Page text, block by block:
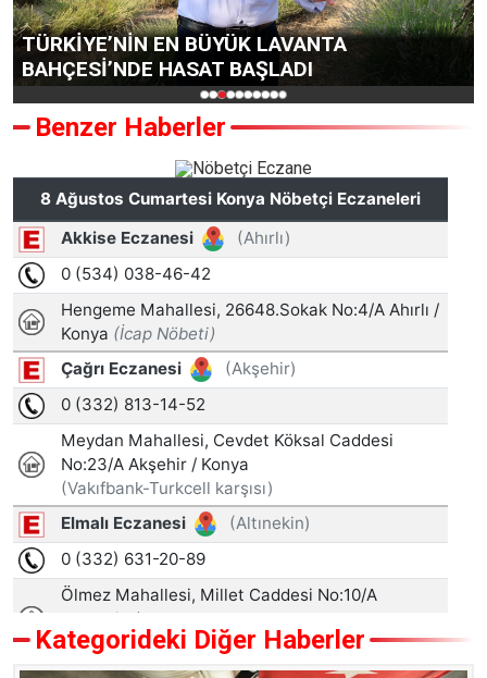
TÜRKİYE’NİN EN BÜYÜK LAVANTA
BAHÇESİ’NDE HASAT BAŞLADI
Benzer Haberler
Kategorideki Diğer Haberler